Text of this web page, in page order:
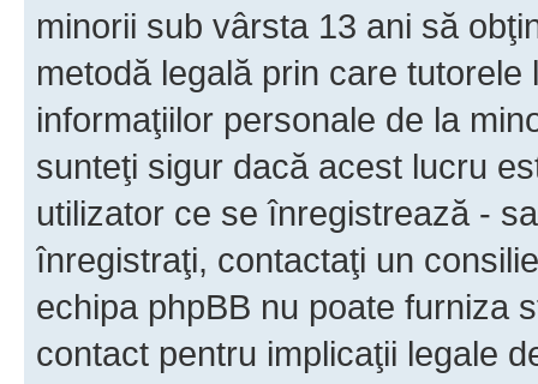
minorii sub vârsta 13 ani să
metodă legală prin care
informaţiilor personale de la
sunteţi sigur dacă acest lucru
utilizator ce se înregistrează -
înregistraţi, contactaţi un
echipa phpBB nu poate furniza
contact pentru implicaţii legale